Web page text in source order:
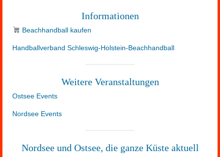
Informationen
Beachhandball kaufen
Handballverband Schleswig-Holstein-Beachhandball
Weitere Veranstaltungen
Ostsee Events
Nordsee Events
Nordsee und Ostsee, die ganze Küste aktuell